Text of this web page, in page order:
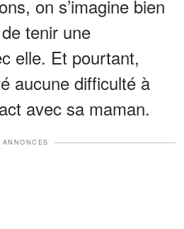
on s’imagine bien
tenir une
elle. Et pourtant,
aucune difficulté à
avec sa maman.
ANNONCES